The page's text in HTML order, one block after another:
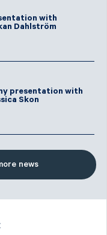
with
Dahlström
presentation with
Skon
news